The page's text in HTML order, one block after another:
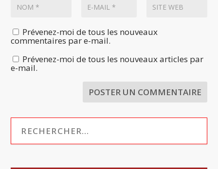
Prévenez-moi de tous les nouveaux
commentaires par e-mail.
Prévenez-moi de tous les nouveaux articles par
e-mail.